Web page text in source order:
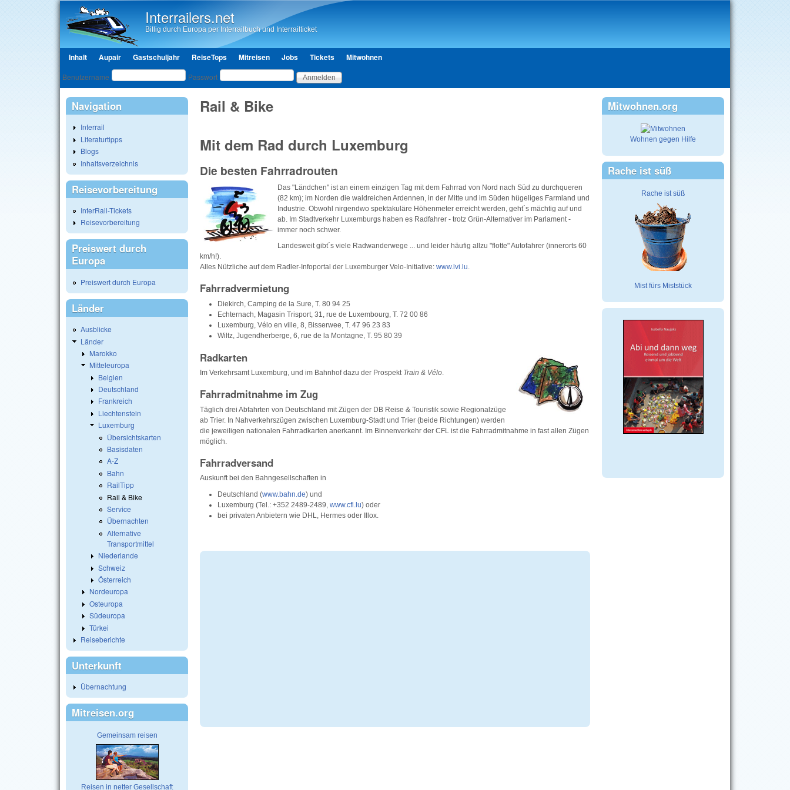
Interrailers.net
Billig durch Europa per Interrailbuch und Interrailticket
Hauptmenü
Inhalt Aupair Gastschuljahr ReiseTops Mitreisen Jobs Tickets Mitwohnen
Benutzeranmeldung
Benutzername Passwort
Rail & Bike
Mit dem Rad durch Luxemburg
Die besten Fahrradrouten
Das "Ländchen" ist an einem einzigen Tag mit dem Fahrrad von Nord nach Süd zu durchqueren
(82 km); im Norden die waldreichen Ardennen, in der Mitte und im Süden hügeliges Farmland und
Industrie. Obwohl nirgendwo spektakuläre Höhenmeter erreicht werden, geht´s mächtig auf und
ab. Im Stadtverkehr Luxemburgs haben es Radfahrer - trotz Grün-Alternativer im Parlament -
immer noch schwer.
Landesweit gibt´s viele Radwanderwege ... und leider häufig allzu "flotte" Autofahrer (innerorts 60
km/h!).
Alles Nützliche auf dem Radler-Infoportal der Luxemburger Velo-Initiative: www.lvi.lu.
Fahrradvermietung
Diekirch, Camping de la Sure, T. 80 94 25
Echternach, Magasin Trisport, 31, rue de Luxembourg, T. 72 00 86
Luxemburg, Vélo en ville, 8, Bisserwee, T. 47 96 23 83
Wiltz, Jugendherberge, 6, rue de la Montagne, T. 95 80 39
Radkarten
Im Verkehrsamt Luxemburg, und im Bahnhof dazu der Prospekt Train & Vélo.
Fahrradmitnahme im Zug
Täglich drei Abfahrten von Deutschland mit Zügen der DB Reise & Touristik sowie Regionalzüge
ab Trier. In Nahverkehrszügen zwischen Luxemburg-Stadt und Trier (beide Richtungen) werden
die jeweiligen nationalen Fahrradkarten anerkannt. Im Binnenverkehr der CFL ist die Fahrradmitnahme in fast allen Zügen
möglich.
Fahrradversand
Auskunft bei den Bahngesellschaften in
Deutschland (www.bahn.de) und
Luxemburg (Tel.: +352 2489-2489, www.cfl.lu) oder
bei privaten Anbietern wie DHL, Hermes oder Illox.
Navigation
Interrail
Literaturtipps
Blogs
Inhaltsverzeichnis
Reisevorbereitung
InterRail-Tickets
Reisevorbereitung
Preiswert durch
Europa
Preiswert durch Europa
Länder
Ausblicke
Länder
Marokko
Mitteleuropa
Belgien
Deutschland
Frankreich
Liechtenstein
Luxemburg
Übersichtskarten
Basisdaten
A-Z
Bahn
RailTipp
Rail & Bike
Service
Übernachten
Alternative
Transportmittel
Niederlande
Schweiz
Österreich
Nordeuropa
Osteuropa
Südeuropa
Türkei
Reiseberichte
Unterkunft
Übernachtung
Mitreisen.org
Gemeinsam reisen
Reisen in netter Gesellschaft
Mitwohnen.org
Wohnen gegen Hilfe
Rache ist süß
Rache ist süß
Mist fürs Miststück